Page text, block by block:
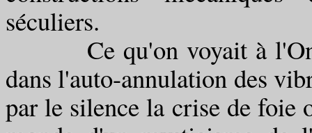
séculiers.
Ce qu'on voyait à
dans l'auto-annulation des
par le silence la crise de foie